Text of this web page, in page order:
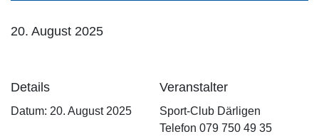
20. August 2025
Details
Datum: 20. August 2025
Veranstalter
Sport-Club Därligen
Telefon 079 750 49 35